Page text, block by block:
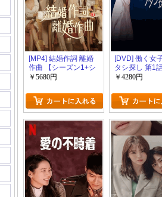
[MP4] 結婚作詞 離婚
作曲 【シーズン1+シ
ーズン2 全32話】
￥5680円
[DVD] 働く女
タシ探し 第1
話
￥4280円